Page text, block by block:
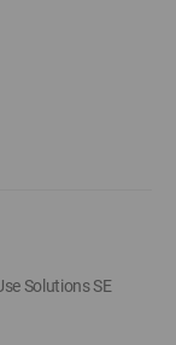
Solutions SE